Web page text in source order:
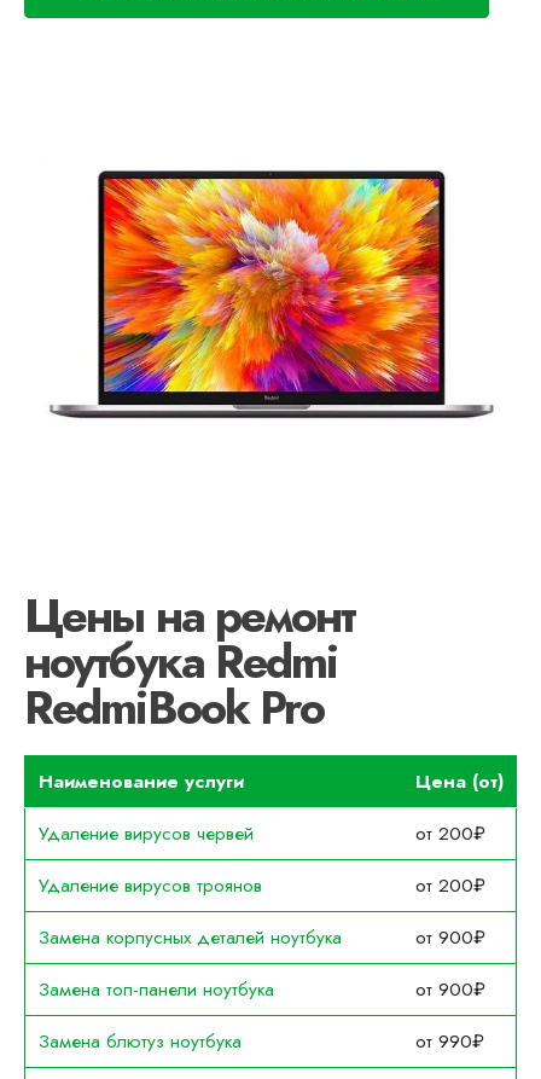
Цены на ремонт
ноутбука Redmi
RedmiBook Pro
Наименование услуги
Цена (от)
Удаление вирусов червей
от 200₽
Удаление вирусов троянов
от 200₽
Замена корпусных деталей ноутбука
от 900₽
Замена топ-панели ноутбука
от 900₽
Замена блютуз ноутбука
от 990₽